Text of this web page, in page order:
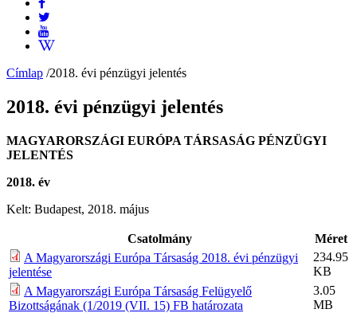
Címlap /2018. évi pénzügyi jelentés
2018. évi pénzügyi jelentés
MAGYARORSZÁGI EURÓPA TÁRSASÁG PÉNZÜGYI
JELENTÉS
2018. év
Kelt: Budapest, 2018. május
Csatolmány
Méret
A Magyarországi Európa Társaság 2018. évi pénzügyi
jelentése
234.95
KB
A Magyarországi Európa Társaság Felügyelő
Bizottságának (1/2019 (VII. 15) FB határozata
3.05
MB